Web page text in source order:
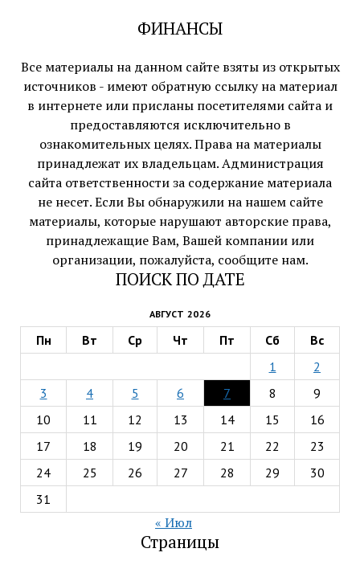
ФИНАНСЫ
Все материалы на данном сайте взяты из открытых
источников - имеют обратную ссылку на материал
в интернете или присланы посетителями сайта и
предоставляются исключительно в
ознакомительных целях. Права на материалы
принадлежат их владельцам. Администрация
сайта ответственности за содержание материала
не несет. Если Вы обнаружили на нашем сайте
материалы, которые нарушают авторские права,
принадлежащие Вам, Вашей компании или
организации, пожалуйста, сообщите нам.
ПОИСК ПО ДАТЕ
АВГУСТ 2026
Пн Вт Ср Чт Пт Сб
Вс
1
2
3
4 5 6 7 8
9
10
11 12 13 14 15
16
17
18 19 20 21 22
23
24
25 26 27 28 29
30
31
« Июл
Страницы